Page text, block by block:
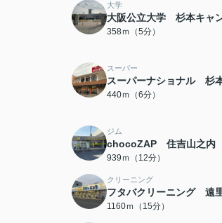
大学
大阪公立大学 杉本キャ
358ｍ（5分）
スーパー
スーパーナショナル 杉
440ｍ（6分）
ジム
chocoZAP 住吉山之内
939ｍ（12分）
クリーニング
フタバクリーニング 遠
1160ｍ（15分）